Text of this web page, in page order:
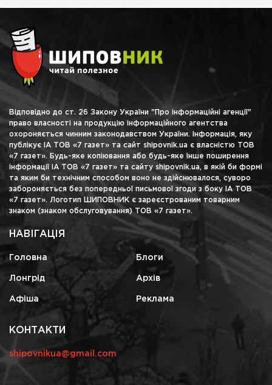
Відповідно до ст. 26 Закону України "Про інформаційні агенції"
право власності на продукцію інформаційного агентства
охороняється чинним законодавством України. Інформація, яку
публікує ІА ТОВ «7 газет» та сайт shipovnik.ua є власністю ТОВ
«7 газет». Будь-яке копіювання або будь-яке інше поширення
інформації ІА ТОВ «7 газет» та сайту shipovnik.ua, в якій би формі
та яким би технічним способом воно не здійснювалося, суворо
забороняється без попередньої письмової згоди з боку ІА ТОВ
«7 газет». Логотип ШИПОВНИК є зареєстрованим товарним
знаком (знаком обслуговування) ТОВ «7 газет».
НАВІГАЦІЯ
Головна Блоги
Лонгрід Архів
Афіша Реклама
КОНТАКТИ
shipovnikua@gmail.com